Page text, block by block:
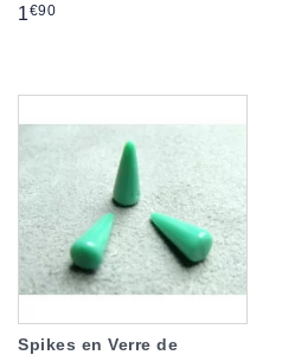
Prix
1€90
Spikes en Verre de